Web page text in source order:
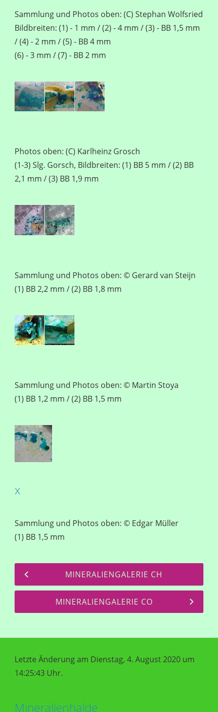
Sammlung und Photos oben: (C) Stephan Wolfsried
Bildbreiten: (1) - 1 mm / (2) - 4 mm / (3) - BB 1,5 mm
/ (4) - 2 mm / (5) - BB 4 mm
(6) - 3 mm / (7) - BB 2 mm
Photos oben: (C) Karlheinz Grosch
(1-3) Slg. Gorsch, Bildbreiten: (1) BB 5 mm / (2) BB
2,1 mm / (3) BB 1,9 mm
Sammlung und Photos oben: © Gerard van Steijn
(1) BB 2,2 mm / (2) BB 1,8 mm
Sammlung und Photos oben: © Martin Stoya
(1) BB 1,2 mm / (2) BB 1,5 mm
x
Sammlung und Photos oben: © Edgar Müller
(1) BB 1,5 mm
MINERALIENGALERIE CH
MINERALIENGALERIE CO
Letzte Änderung am Dienstag, 4. August 2020 um
14:25:43 Uhr.
Mineralienhalde